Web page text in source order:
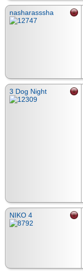
nasharasssha
3 Dog Night
NIKO 4